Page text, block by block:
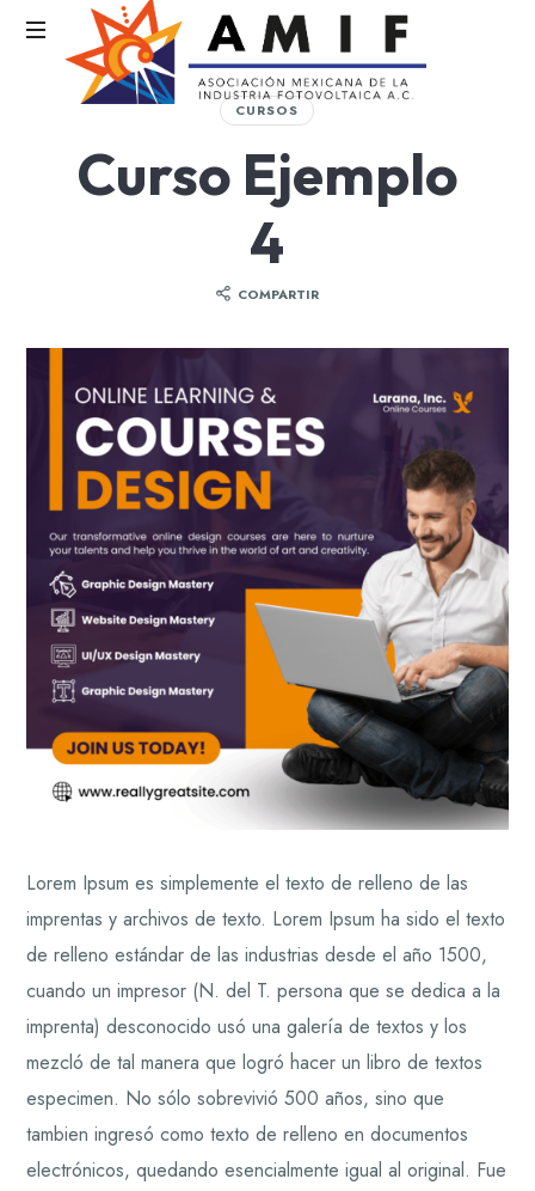
AMIF
Mexicana
de
CURSOS
Curso Ejemplo
4
COMPARTIR
Lorem Ipsum es simplemente el texto de relleno de las
imprentas y archivos de texto. Lorem Ipsum ha sido el texto
de relleno estándar de las industrias desde el año 1500,
cuando un impresor (N. del T. persona que se dedica a la
imprenta) desconocido usó una galería de textos y los
mezcló de tal manera que logró hacer un libro de textos
especimen. No sólo sobrevivió 500 años, sino que
tambien ingresó como texto de relleno en documentos
electrónicos, quedando esencialmente igual al original. Fue